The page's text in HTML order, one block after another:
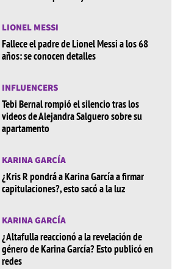
LIONEL MESSI
Fallece el padre de Lionel Messi a los 68
años: se conocen detalles
INFLUENCERS
Tebi Bernal rompió el silencio tras los
videos de Alejandra Salguero sobre su
apartamento
KARINA GARCÍA
¿Kris R pondrá a Karina García a firmar
capitulaciones?, esto sacó a la luz
KARINA GARCÍA
¿Altafulla reaccionó a la revelación de
género de Karina García? Esto publicó en
redes